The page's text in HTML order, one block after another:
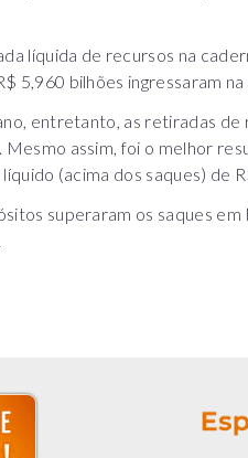
líquida de recursos na
5,960 bilhões ingressaram na
entretanto, as retiradas de
assim, foi o melhor
(acima dos saques) de
superaram os saques